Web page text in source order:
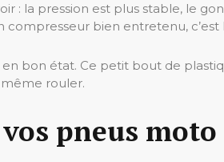
: la pression est plus stable, le
bien entretenu, c’est
en bon état. Ce petit bout de
rouler.
pneus